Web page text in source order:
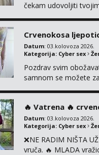
čekam udovoljiti
Čekam...
Crvenokosa
Datum: 03.kolovoza 2026.
Kategorija: Cyber sex
Pozdrav svim
samnom se možete
‎️‍🔥 Vatrena ‎️‍🔥
Datum: 03.kolovoza 2026.
Kategorija: Cyber sex
❌NE RADIM NIŠTA
vruča.‎ ️‍🔥 MLADA